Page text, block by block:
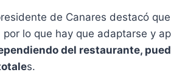
de Canares destacó
lo que hay que adaptarse y
del restaurante,
s.